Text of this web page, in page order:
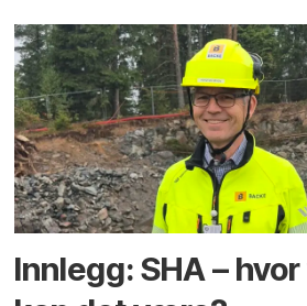
Innlegg: SHA –